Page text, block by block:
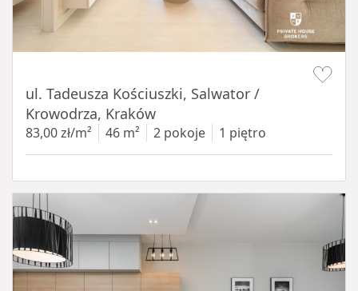
ul. Tadeusza Kościuszki, Salwator /
Krowodrza, Kraków
83,00 zł/m² 46 m² 2 pokoje 1 piętro